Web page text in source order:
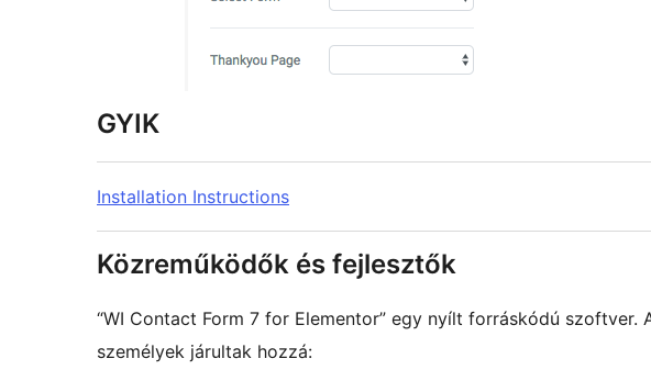
GYIK
Installation Instructions
Közreműködők és fejlesztők
“WI Contact Form 7 for Elementor” egy nyílt forráskódú szoftver.
személyek járultak hozzá: